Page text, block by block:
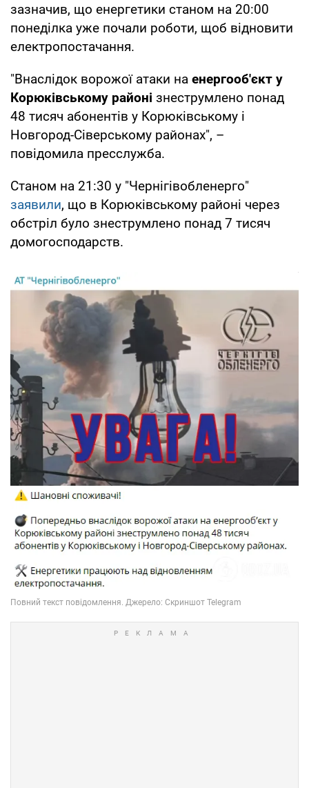
зазначив, що енергетики станом на 20:00
понеділка уже почали роботи, щоб відновити
електропостачання.
"Внаслідок ворожої атаки на енергооб'єкт у
Корюківському районі знеструмлено понад
48 тисяч абонентів у Корюківському і
Новгород-Сіверському районах", –
повідомила пресслужба.
Станом на 21:30 у "Чернігівобленерго"
заявили, що в Корюківському районі через
обстріл було знеструмлено понад 7 тисяч
домогосподарств.